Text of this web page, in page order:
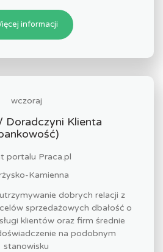
informacji
wczoraj
Doradczyni Klienta
portalu Praca.pl
Kamienna
dobrych relacji z
sprzedażowych dbałość o
klientów oraz firm średnie
na podobnym
stanowisku